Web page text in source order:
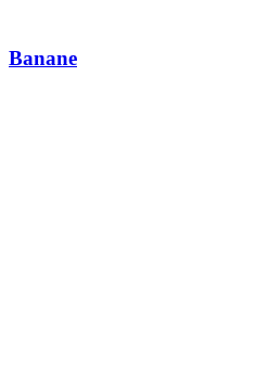
Banane